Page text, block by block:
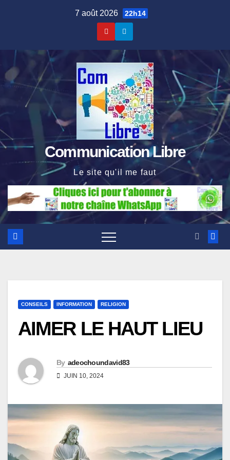
7 août 2026 22h14
Communication Libre
Le site qu'il me faut
CONSEILS INFORMATION RELIGION
AIMER LE HAUT LIEU
By adeochoundavid83
JUIN 10, 2024